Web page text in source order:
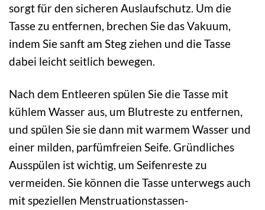
sorgt für den sicheren Auslaufschutz. Um die
Tasse zu entfernen, brechen Sie das Vakuum,
indem Sie sanft am Steg ziehen und die Tasse
dabei leicht seitlich bewegen.
Nach dem Entleeren spülen Sie die Tasse mit
kühlem Wasser aus, um Blutreste zu entfernen,
und spülen Sie sie dann mit warmem Wasser und
einer milden, parfümfreien Seife. Gründliches
Ausspülen ist wichtig, um Seifenreste zu
vermeiden. Sie können die Tasse unterwegs auch
mit speziellen Menstruationstassen-